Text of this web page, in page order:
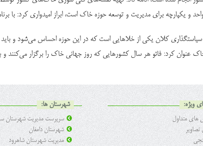
برای مدیریت و توسعه حوزه خاک است، ابراز امیدواری کرد: با
کلان یکی از خلاهایی است که در این حوزه احساس می‌شود و باید در
خاک عنوان کرد: فائو هر سال کشورهایی که روز جهانی خاک را برگزار می‌کنند
شهرستان ها:
سرپرست مدیریت شهرستان
شهرستان دامغان
مدیریت شهرستان شاهرود
ویژه:
های متداول
تصاویر